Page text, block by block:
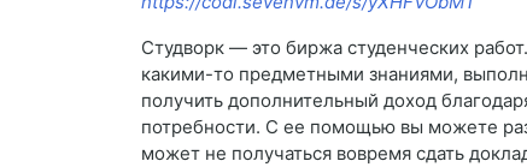
Студворк — это биржа студенческих
какими-то предметными знаниями,
получить дополнительный доход
потребности. С ее помощью вы можете
может не получаться вовремя сдать